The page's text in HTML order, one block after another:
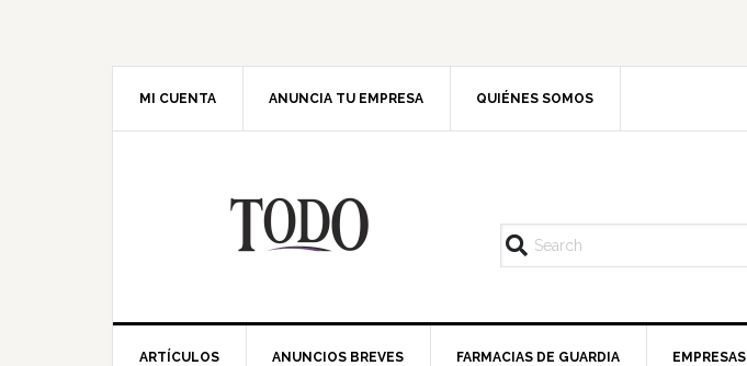
MI CUENTA ANUNCIA TU EMPRESA QUIÉNES SOMOS
ARTÍCULOS ANUNCIOS BREVES FARMACIAS DE GUARDIA EMPRESAS